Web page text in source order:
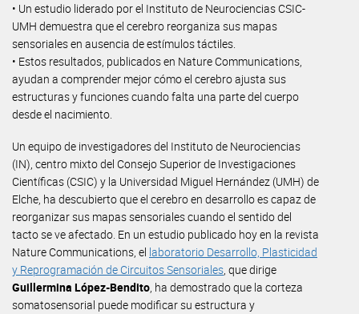
• Un estudio liderado por el Instituto de Neurociencias CSIC-
UMH demuestra que el cerebro reorganiza sus mapas
sensoriales en ausencia de estímulos táctiles.
• Estos resultados, publicados en Nature Communications,
ayudan a comprender mejor cómo el cerebro ajusta sus
estructuras y funciones cuando falta una parte del cuerpo
desde el nacimiento.
Un equipo de investigadores del Instituto de Neurociencias
(IN), centro mixto del Consejo Superior de Investigaciones
Científicas (CSIC) y la Universidad Miguel Hernández (UMH) de
Elche, ha descubierto que el cerebro en desarrollo es capaz de
reorganizar sus mapas sensoriales cuando el sentido del
tacto se ve afectado. En un estudio publicado hoy en la revista
Nature Communications, el laboratorio Desarrollo, Plasticidad
y Reprogramación de Circuitos Sensoriales, que dirige
Guillermina López-Bendito, ha demostrado que la corteza
somatosensorial puede modificar su estructura y